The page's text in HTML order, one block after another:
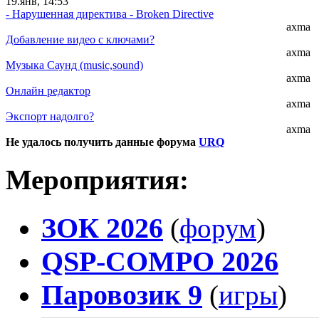
- Нарушенная директива - Broken Directive
axma
Добавление видео с ключами?
axma
Музыка Саунд (music,sound)
axma
Онлайн редактор
axma
Экспорт надолго?
axma
Не удалось получить данные форума URQ
Мероприятия:
ЗОК 2026 (форум)
QSP-COMPO 2026
Паровозик 9 (игры)